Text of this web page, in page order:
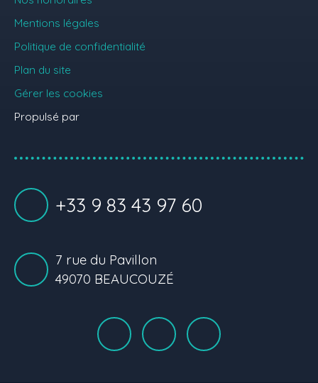
Mentions légales
Politique de confidentialité
Plan du site
Gérer les cookies
Propulsé par
+33 9 83 43 97 60
7 rue du Pavillon
49070 BEAUCOUZÉ